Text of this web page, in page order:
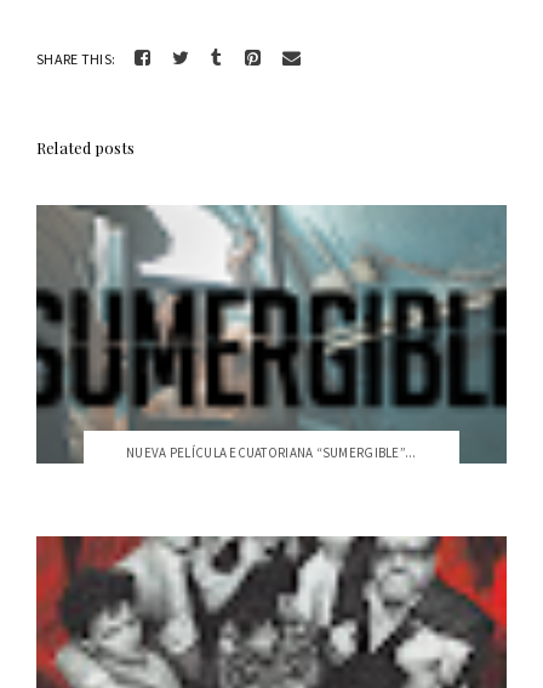
SHARE THIS:
Related posts
NUEVA PELÍCULA ECUATORIANA “SUMERGIBLE”...